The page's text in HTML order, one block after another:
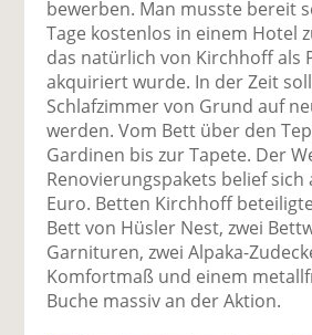
bewerben. Man musste bereit
Tage kostenlos in einem Hotel
das natürlich von Kirchhoff als
akquiriert wurde. In der Zeit
Schlafzimmer von Grund auf
werden. Vom Bett über den
Gardinen bis zur Tapete. Der
Renovierungspakets belief sich
Euro. Betten Kirchhoff
Bett von Hüsler Nest, zwei
Garnituren, zwei Alpaka-
Komfortmaß und einem
Buche massiv an der Aktion.